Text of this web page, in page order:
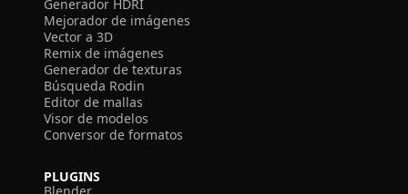
Generador HDRI
Mejorador de imágenes
Vector a 3D
Remix de imágenes
Generador de texturas
Búsqueda Rodin
Editor de mallas
Visor de modelos
Conversor de formatos
PLUGINS